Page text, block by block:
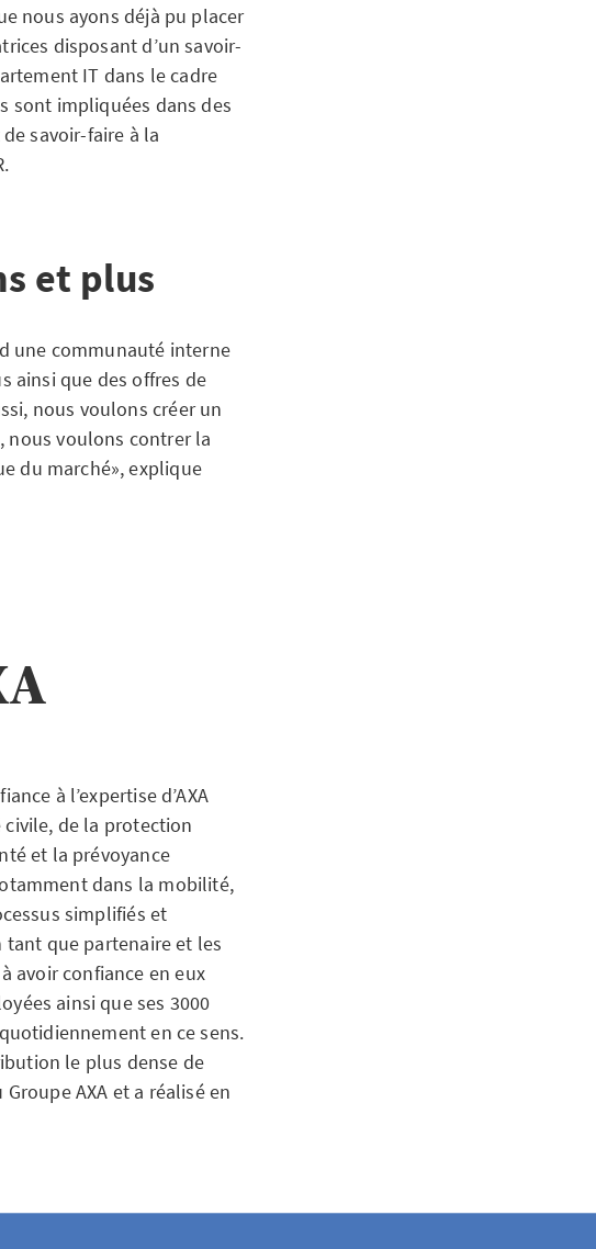
nous ayons déjà pu placer
disposant d’un savoir-
IT dans le cadre
sont impliquées dans des
savoir-faire à la
et plus
une communauté interne
ainsi que des offres de
nous voulons créer un
nous voulons contrer la
du marché», explique
à l’expertise d’AXA
civile, de la protection
et la prévoyance
dans la mobilité,
simplifiés et
tant que partenaire et les
avoir confiance en eux
ainsi que ses 3000
en ce sens.
le plus dense de
AXA et a réalisé en